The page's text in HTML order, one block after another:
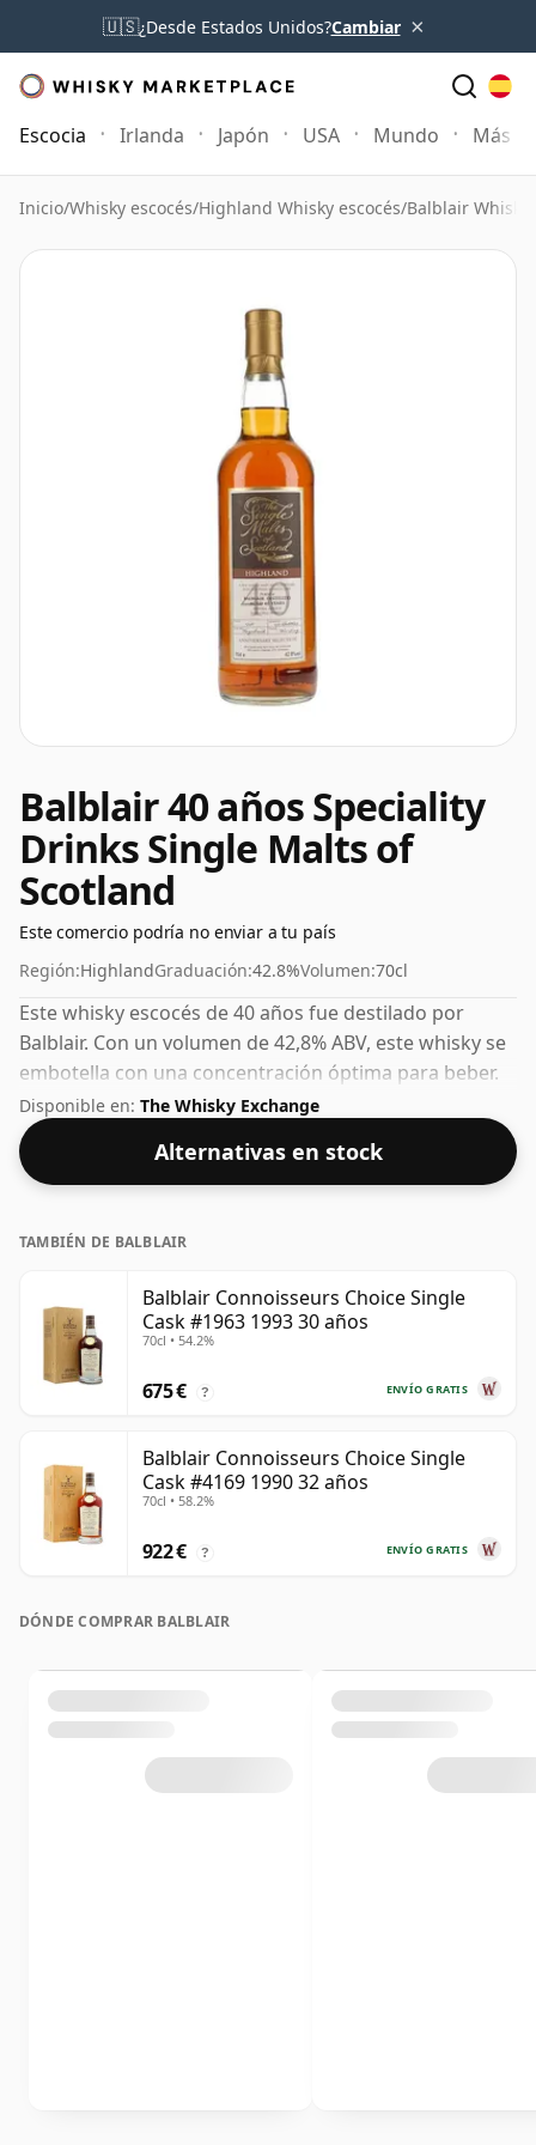
🇺🇸¿Desde Estados Unidos?Cambiar ×
Escocia Irlanda Japón USA Mundo Más
Inicio/Whisky escocés/Highland Whisky escocés/Balblair Whisky
Balblair 40 años Speciality
Drinks Single Malts of
Scotland
Este comercio podría no enviar a tu país
Región:HighlandGraduación:42.8%Volumen:70cl
Este whisky escocés de 40 años fue destilado por
Balblair. Con un volumen de 42,8% ABV, este whisky se
embotella con una concentración óptima para beber.
Se disfruta solo o con una gota de agua.
Disponible en: The Whisky Exchange
Alternativas en stock
TAMBIÉN DE BALBLAIR
Balblair Connoisseurs Choice Single
Cask #1963 1993 30 años
70cl • 54.2%
ENVÍO GRATIS
675 € ?
Balblair Connoisseurs Choice Single
Cask #4169 1990 32 años
70cl • 58.2%
ENVÍO GRATIS
922 € ?
DÓNDE COMPRAR BALBLAIR